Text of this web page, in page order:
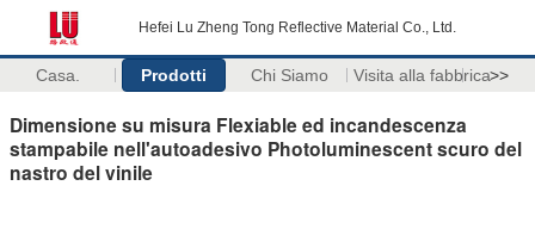
Hefei Lu Zheng Tong Reflective Material Co., Ltd.
Casa. Prodotti Chi Siamo Visita alla fabbrica>>
Dimensione su misura Flexiable ed incandescenza
stampabile nell'autoadesivo Photoluminescent scuro del
nastro del vinile